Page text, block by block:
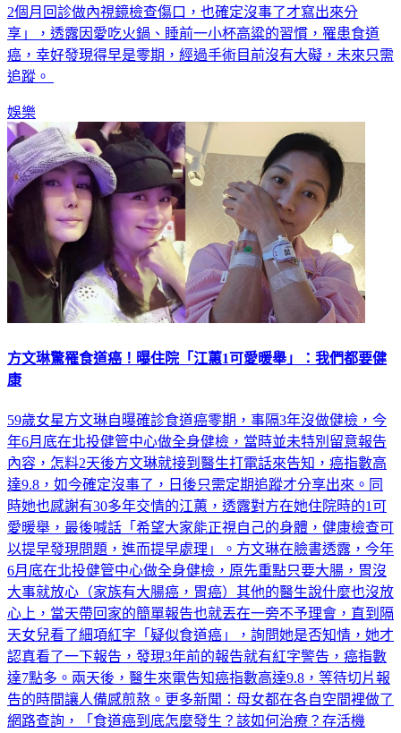
2個月回診做內視鏡檢查傷口，也確定沒事了才寫出來分
享」，透露因愛吃火鍋、睡前一小杯高粱的習慣，罹患食道
癌，幸好發現得早是零期，經過手術目前沒有大礙，未來只需
追蹤。
娛樂
方文琳驚罹食道癌！曝住院「江蕙1可愛暖舉」：我們都要健
康
59歲女星方文琳自曝確診食道癌零期，事隔3年沒做健檢，今
年6月底在北投健管中心做全身健檢，當時並未特別留意報告
內容，怎料2天後方文琳就接到醫生打電話來告知，癌指數高
達9.8，如今確定沒事了，日後只需定期追蹤才分享出來。同
時她也感謝有30多年交情的江蕙，透露對方在她住院時的1可
愛暖舉，最後喊話「希望大家能正視自己的身體，健康檢查可
以提早發現問題，進而提早處理」。方文琳在臉書透露，今年
6月底在北投健管中心做全身健檢，原先重點只要大腸，胃沒
大事就放心（家族有大腸癌，胃癌）其他的醫生說什麼也沒放
心上，當天帶回家的簡單報告也就丟在一旁不予理會，直到隔
天女兒看了細項紅字「疑似食道癌」，詢問她是否知情，她才
認真看了一下報告，發現3年前的報告就有紅字警告，癌指數
達7點多。兩天後，醫生來電告知癌指數高達9.8，等待切片報
告的時間讓人備感煎熬。更多新聞：母女都在各自空間裡做了
網路查詢，「食道癌到底怎麼發生？該如何治療？存活機